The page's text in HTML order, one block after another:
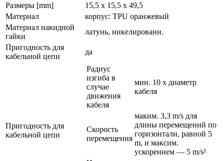
Размеры [mm]
15,5 x 15,5 x 49,5
Материал
корпус: TPU оранжевый
Материал накидной
гайки
латунь, никелированн.
Пригодность для
кабельной цепи
да
Пригодность для
кабельной цепи
Радиус
изгиба в
случае
движения
кабеля
мин. 10 x диаметр
кабеля
Скорость
перемещения
маким. 3,3 m/s для
длины перемещений по
горизонтали, равной 5
m, и максим.
ускорением — 5 m/s²